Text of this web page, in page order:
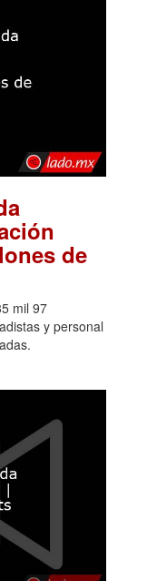
de
mil 97
y personal